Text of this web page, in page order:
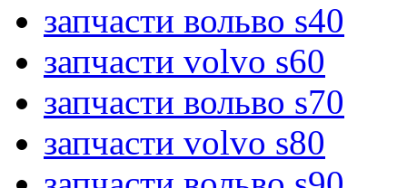
запчасти вольво s40
запчасти volvo s60
запчасти вольво s70
запчасти volvo s80